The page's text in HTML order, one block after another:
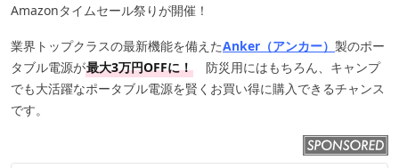
Amazonタイムセール祭りが開催！
業界トップクラスの最新機能を備えたAnker（アンカー） 製のポー
タブル電源が最大3万円OFFに！ 防災用にはもちろん、キャンプ
でも大活躍なポータブル電源を賢くお買い得に購入できるチャンス
です。